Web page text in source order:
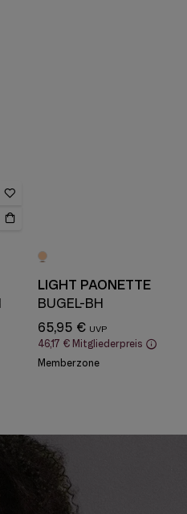
LIGHT PAONETTE
BÜGEL-BH
65,95 €
46,17 € Mitgliederpreis
Memberzone